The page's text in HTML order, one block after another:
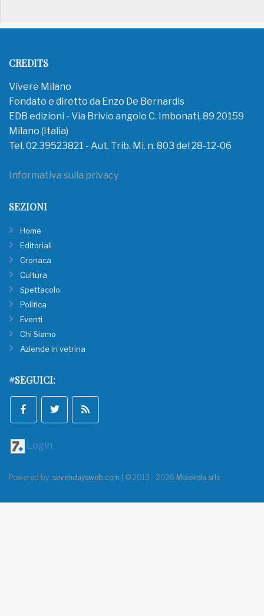
CREDITS
Vivere Milano
Fondato e diretto da Enzo De Bernardis
EDB edizioni - Via Brivio angolo C. Imbonati, 89 20159
Milano (Italia)
Tel. 02.39523821 - Aut. Trib. Mi. n. 803 del 28-12-06
Informativa sulla privacy
SEZIONI
Home
Editoriali
Cronaca
Cultura
Spettacolo
Politica
Eventi
Chi Siamo
Aziende in vetrina
#SEGUICI:
Login
Powered by: sevendaysweb.com | © 2013 - 2026 Molekola srls